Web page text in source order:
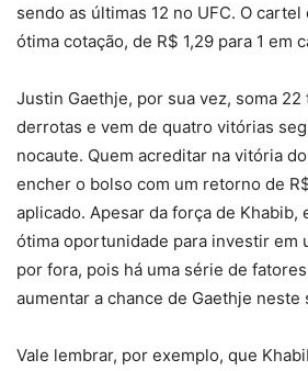
sendo as últimas 12 no UFC. O
ótima cotação, de R$ 1,29 para 1 em
Justin Gaethje, por sua vez, soma
derrotas e vem de quatro vitórias
nocaute. Quem acreditar na vitória
encher o bolso com um retorno de
aplicado. Apesar da força de Khabib,
ótima oportunidade para investir em
por fora, pois há uma série de
aumentar a chance de Gaethje neste
Vale lembrar, por exemplo, que